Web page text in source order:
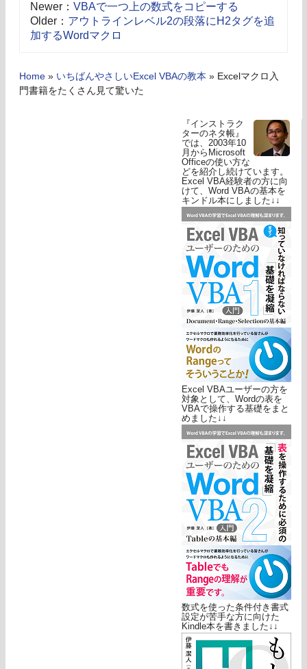
Newer： VBAで一つ上の数式をコピーする
Older： アウトラインレベル2の段落にH2タグを追
加するWordマクロ
Home » いちばんやさしいExcel VBAの教本 » Excelマクロ入
門書籍をたくさん見て驚いた
『インストラク
ターのネタ帳』
では、2003年10
月からMicrosoft
Officeの使い方な
どを紹介し続けています。
Excel VBA経験者の方に向
けて、Word VBAの基本を
キンドル本にしました↓↓
Excel VBAユーザーの方を
対象として、Wordの表を
VBAで操作する基礎をまと
めました↓↓
数式を使った条件付き書式
設定が苦手な方に向けた
Kindle本を書きました↓↓